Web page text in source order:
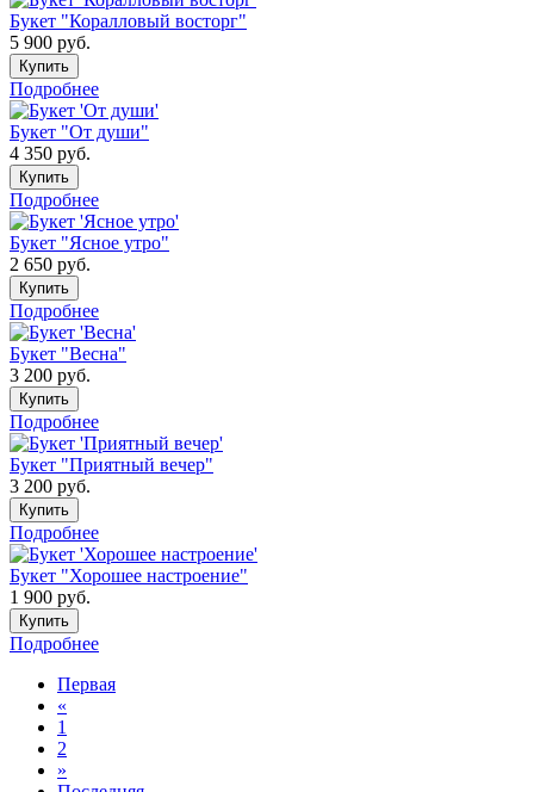
Букет "Коралловый восторг"
5 900 руб.
Купить
Подробнее
Букет "От души"
4 350 руб.
Купить
Подробнее
Букет "Ясное утро"
2 650 руб.
Купить
Подробнее
Букет "Весна"
3 200 руб.
Купить
Подробнее
Букет "Приятный вечер"
3 200 руб.
Купить
Подробнее
Букет "Хорошее настроение"
1 900 руб.
Купить
Подробнее
Первая
«
1
2
»